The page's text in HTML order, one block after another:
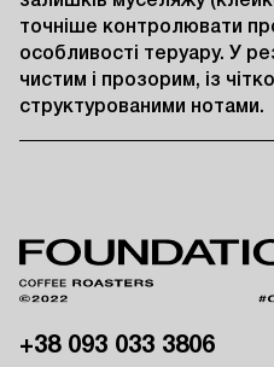
точніше контролювати
особливості теруару. У
чистим і прозорим, із
структурованими нотами.
+38 093 033 3806